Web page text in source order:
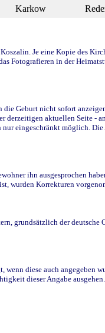
Karkow
Je eine Kopie des
Fotografieren in der
Geburt nicht sofort
derzeitigen aktuellen Seite -
eingeschränkt möglich. Die
ihn ausgesprochen
wurden Korrekturen
grundsätzlich der deutsche
diese auch angegeben
dieser Angabe ausgehen.